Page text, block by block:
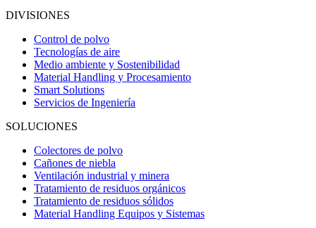
DIVISIONES
Control de polvo
Tecnologías de aire
Medio ambiente y Sostenibilidad
Material Handling y Procesamiento
Smart Solutions
Servicios de Ingeniería
SOLUCIONES
Colectores de polvo
Cañones de niebla
Ventilación industrial y minera
Tratamiento de residuos orgánicos
Tratamiento de residuos sólidos
Material Handling Equipos y Sistemas